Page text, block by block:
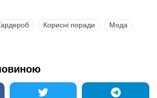
Корисні поради Мода